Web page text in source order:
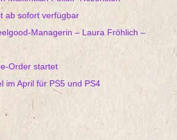
ab sofort verfügbar
Managerin – Laura Fröhlich –
Order startet
im April für PS5 und PS4